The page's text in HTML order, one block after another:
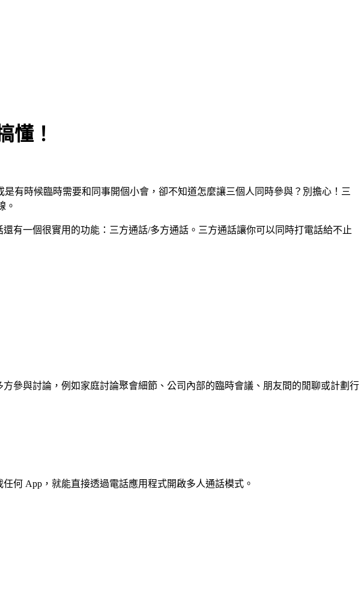
懂！
有時候臨時需要和同事開個小會，卻不知道怎麼讓三個人同時參與？別擔心！三
。
有一個很實用的功能：三方通話/多方通話。三方通話讓你可以同時打電話給不止
參與討論，例如家庭討論聚會細節、公司內部的臨時會議、朋友間的閒聊或計劃行
何 App，就能直接透過電話應用程式開啟多人通話模式。